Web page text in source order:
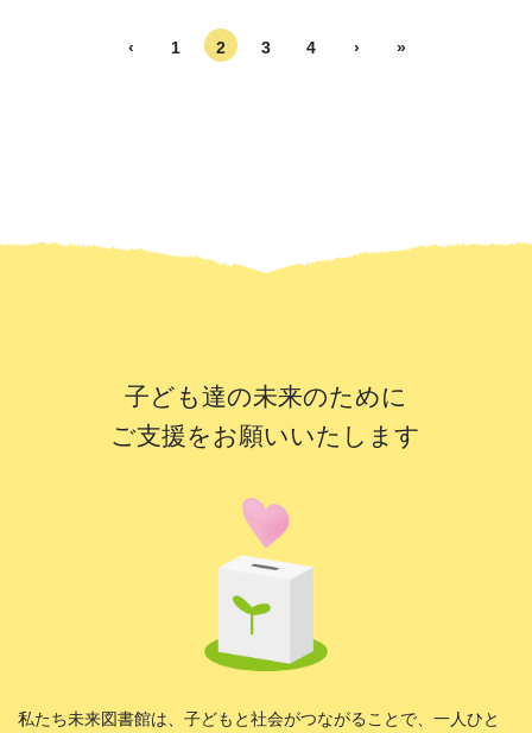
‹ 1 2 3 4 › »
子ども達の未来のために
ご支援をお願いいたします
私たち未来図書館は、子どもと社会がつながることで、一人ひと